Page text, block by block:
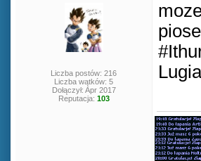
Liczba postów: 216
Liczba wątków: 5
Dołączył: Apr 2017
Reputacja: 103